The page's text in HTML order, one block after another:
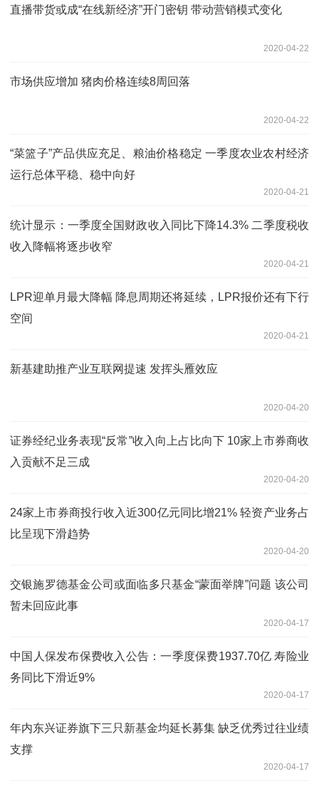
直播带货或成“在线新经济”开门密钥 带动营销模式变化
2020-04-22
市场供应增加 猪肉价格连续8周回落
2020-04-22
“菜篮子”产品供应充足、粮油价格稳定 一季度农业农村经济
运行总体平稳、稳中向好
2020-04-21
统计显示：一季度全国财政收入同比下降14.3% 二季度税收
收入降幅将逐步收窄
2020-04-21
LPR迎单月最大降幅 降息周期还将延续，LPR报价还有下行
空间
2020-04-21
新基建助推产业互联网提速 发挥头雁效应
2020-04-20
证券经纪业务表现“反常”收入向上占比向下 10家上市券商收
入贡献不足三成
2020-04-20
24家上市券商投行收入近300亿元同比增21% 轻资产业务占
比呈现下滑趋势
2020-04-20
交银施罗德基金公司或面临多只基金“蒙面举牌”问题 该公司
暂未回应此事
2020-04-17
中国人保发布保费收入公告：一季度保费1937.70亿 寿险业
务同比下滑近9%
2020-04-17
年内东兴证券旗下三只新基金均延长募集 缺乏优秀过往业绩
支撑
2020-04-17